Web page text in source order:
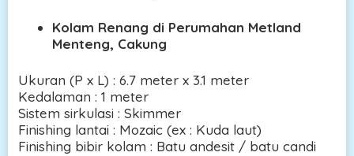
Kolam Renang di Perumahan Metland
Menteng, Cakung
Ukuran (P x L) : 6.7 meter x 3.1 meter
Kedalaman : 1 meter
Sistem sirkulasi : Skimmer
Finishing lantai : Mozaic (ex : Kuda laut)
Finishing bibir kolam : Batu andesit / batu candi